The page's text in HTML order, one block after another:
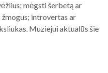
mėgsti šerbetą ar
introvertas ar
Muziejui aktualūs šie